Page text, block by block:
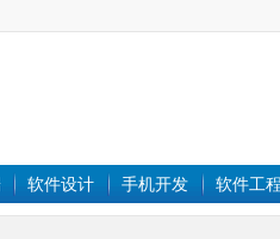
软件设计 手机开发 软件工程